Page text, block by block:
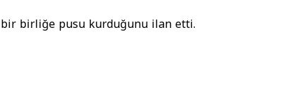
bir birliğe pusu kurduğunu ilan etti.